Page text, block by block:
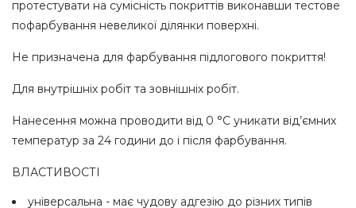
протестувати на сумісність покриттів виконавши тестове
пофарбування невеликої ділянки поверхні.
Не призначена для фарбування підлогового покриття!
Для внутрішніх робіт та зовнішніх робіт.
Нанесення можна проводити від 0 °С уникати від’ємних
температур за 24 години до і після фарбування.
ВЛАСТИВОСТІ
універсальна - має чудову адгезію до різних типів